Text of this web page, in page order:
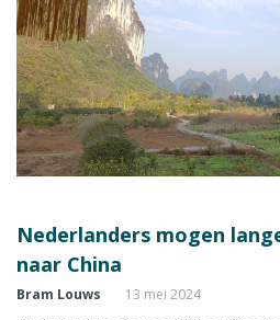
Nederlanders mogen
naar China
Bram Louws 13 mei 2024